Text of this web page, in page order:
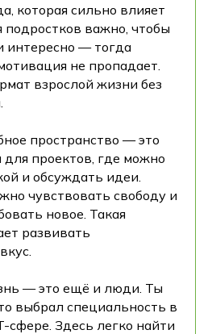
которая сильно влияет
подростков важно, чтобы
интересно — тогда
не пропадает.
взрослой жизни без
пространство — это
проектов, где можно
и обсуждать идеи.
чувствовать свободу и
новое. Такая
развивать
— это ещё и люди. Ты
выбрал специальность в
сфере. Здесь легко найти